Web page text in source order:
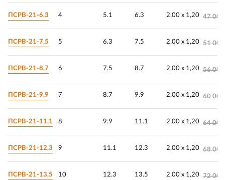
ПСРВ-21-6,3 4 5.1 6.3 2,00 х 1,20 47
ПСРВ-21-7,5 5 6.3 7.5 2,00 х 1,20 51
ПСРВ-21-8,7 6 7.5 8.7 2,00 х 1,20 56
ПСРВ-21-9,9 7 8.7 9.9 2,00 х 1,20 60
ПСРВ-21-11,1 8 9.9 11.1 2,00 х 1,20 64
ПСРВ-21-12,3 9 11.1 12.3 2,00 х 1,20 68
ПСРВ-21-13,5 10 12.3 13.5 2,00 х 1,20 72